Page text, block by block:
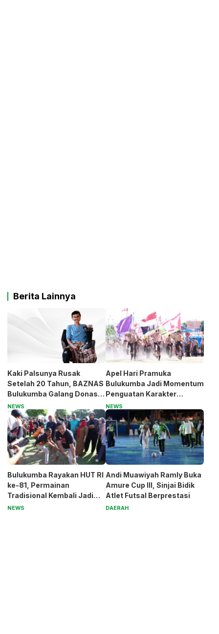
Berita Lainnya
Kaki Palsunya Rusak
Setelah 20 Tahun, BAZNAS
Bulukumba Galang Donasi
untuk Pak Pardi
NEWS
Apel Hari Pramuka
Bulukumba Jadi Momentum
Penguatan Karakter
Generasi Muda
NEWS
Bulukumba Rayakan HUT RI
ke-81, Permainan
Tradisional Kembali Jadi
Magnet
NEWS
Andi Muawiyah Ramly Buka
Amure Cup III, Sinjai Bidik
Atlet Futsal Berprestasi
DAERAH